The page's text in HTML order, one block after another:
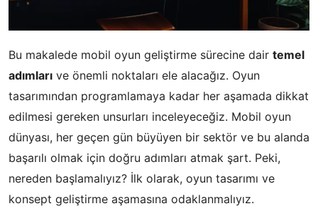
Bu makalede mobil oyun geliştirme sürecine dair temel
adımları ve önemli noktaları ele alacağız. Oyun
tasarımından programlamaya kadar her aşamada dikkat
edilmesi gereken unsurları inceleyeceğiz. Mobil oyun
dünyası, her geçen gün büyüyen bir sektör ve bu alanda
başarılı olmak için doğru adımları atmak şart. Peki,
nereden başlamalıyız? İlk olarak, oyun tasarımı ve
konsept geliştirme aşamasına odaklanmalıyız.